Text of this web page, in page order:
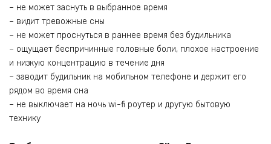
– не может заснуть в выбранное время
– видит тревожные сны
– не может проснуться в раннее время без будильника
– ощущает беспричинные головные боли, плохое настроение
и низкую концентрацию в течение дня
– заводит будильник на мобильном телефоне и держит его
рядом во время сна
– не выключает на ночь wi-fi роутер и другую бытовую
технику